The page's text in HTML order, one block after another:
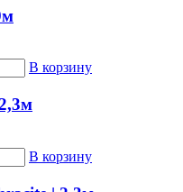
В корзину
В корзину